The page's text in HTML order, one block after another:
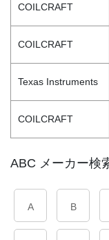
COILCRAFT
COILCRAFT
Texas Instruments
COILCRAFT
ABC メーカー検
A B